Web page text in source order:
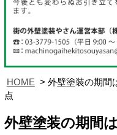
HOME
外壁塗装の期間
点
外壁塗装の期間